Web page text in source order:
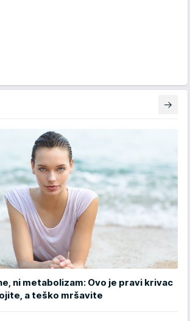
ni metabolizam: Ovo je pravi krivac
a teško mršavite